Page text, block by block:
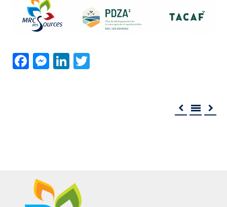
Facebook
Messenger
LinkedIn
  